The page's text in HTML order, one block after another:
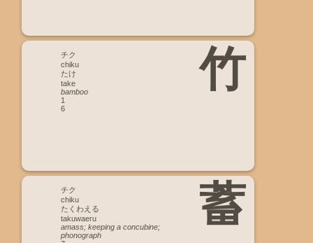
竹
チク
chiku
たけ
take
bamboo
1
6
蓄
チク
chiku
たくわえる
takuwaeru
amass; keeping a concubine;
phonograph